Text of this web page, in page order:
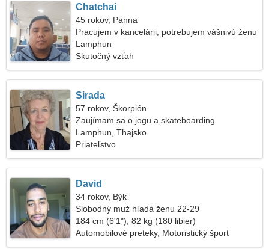
Chatchai
45 rokov, Panna
Pracujem v kancelárii, potrebujem vášnivú ženu
Lamphun
Skutočný vzťah
Sirada
57 rokov, Škorpión
Zaujímam sa o jogu a skateboarding
Lamphun, Thajsko
Priateľstvo
David
34 rokov, Býk
Slobodný muž hľadá ženu 22-29
184 cm (6'1"), 82 kg (180 libier)
Automobilové preteky, Motoristický šport